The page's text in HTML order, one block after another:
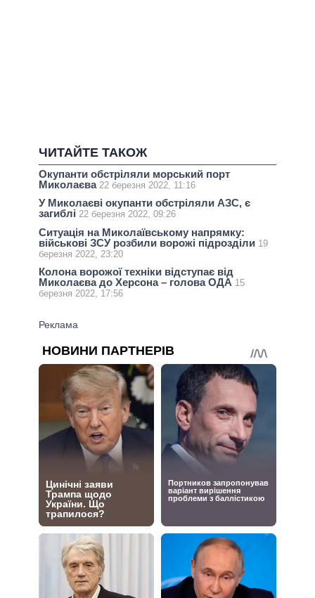
ЧИТАЙТЕ ТАКОЖ
Окупанти обстріляли морський порт
Миколаєва 22 березня 2022, 11:16
У Миколаєві окупанти обстріляли АЗС, є
загиблі 22 березня 2022, 09:26
Ситуація на Миколаївському напрямку:
військові ЗСУ розбили ворожі підрозділи 19
березня 2022, 23:20
Колона ворожої техніки відступає від
Миколаєва до Херсона – голова ОДА 15
березня 2022, 17:56